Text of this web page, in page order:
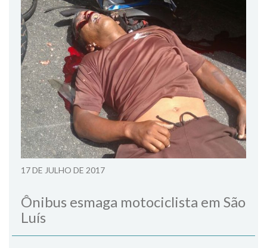
17 DE JULHO DE 2017
Ônibus esmaga motociclista em São
Luís